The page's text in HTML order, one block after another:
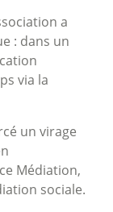
a
: dans un
via la
un virage
Médiation,
sociale.